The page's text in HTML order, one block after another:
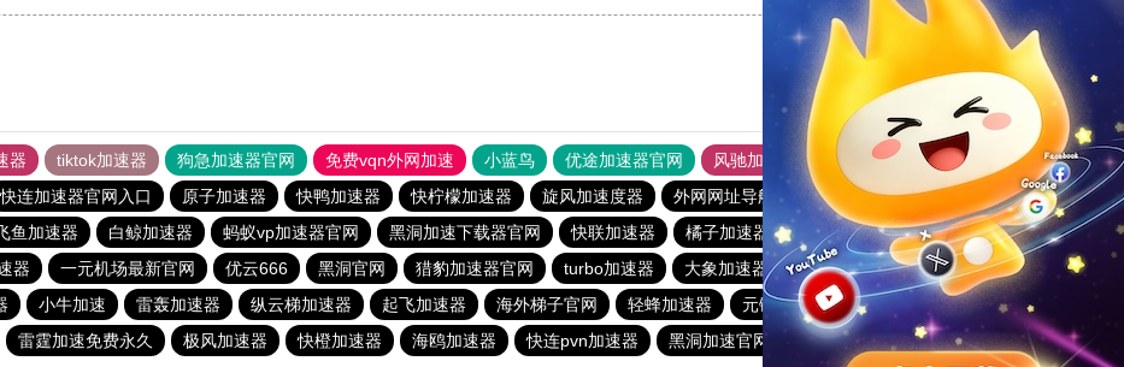
器 tiktok加速器 狗急加速器官网 免费vqn外网加速 小蓝鸟 优途加速器官网 风驰加速器
旋风加速器
快连加速器官网入口 原子加速器 快鸭加速器 快柠檬加速器 旋风加速度器 外网网址导航 软件中心 雷霆加速
狂飙加速器
鱼加速器 白鲸加速器 蚂蚁vp加速器官网 黑洞加速下载器官网 快联加速器 橘子加速器 黑洞官方加速器
2023免费加速神器
器 一元机场最新官网 优云666 黑洞官网 猎豹加速器官网 turbo加速器 大象加速器 雷霆加速免费永久
橘子加速器
小牛加速 雷轰加速器 纵云梯加速器 起飞加速器 海外梯子官网 轻蜂加速器 元链加速器 CC加速器
大象加速器
雷霆加速免费永久 极风加速器 快橙加速器 海鸥加速器 快连pvn加速器 黑洞加速官网 白鲸加速器
十大免费网络加速神器